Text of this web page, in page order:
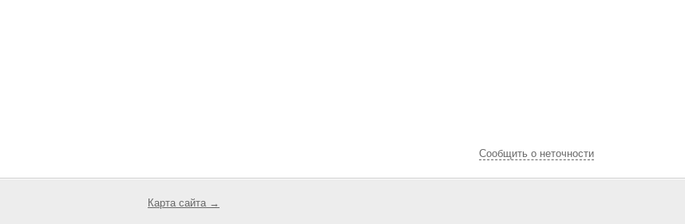
Cообщить о неточности
Карта сайта →